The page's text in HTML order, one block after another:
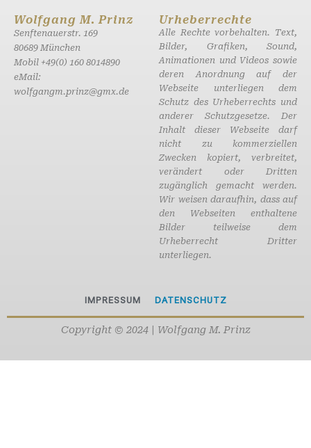
Wolfgang M. Prinz
Senftenauerstr. 169
80689 München
Mobil +49(0) 160 8014890
eMail:
wolfgangm.prinz@gmx.de
Urheberrechte
Alle Rechte vorbehalten. Text,
Bilder, Grafiken, Sound,
Animationen und Videos sowie
deren Anordnung auf der
Webseite unterliegen dem
Schutz des Urheberrechts und
anderer Schutzgesetze. Der
Inhalt dieser Webseite darf
nicht zu kommerziellen
Zwecken kopiert, verbreitet,
verändert oder Dritten
zugänglich gemacht werden.
Wir weisen daraufhin, dass auf
den Webseiten enthaltene
Bilder teilweise dem
Urheberrecht Dritter
unterliegen.
IMPRESSUM DATENSCHUTZ
Copyright © 2024 | Wolfgang M. Prinz